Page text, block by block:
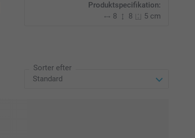
Produktspecifikation:
8
8 5 cm
Sorter efter